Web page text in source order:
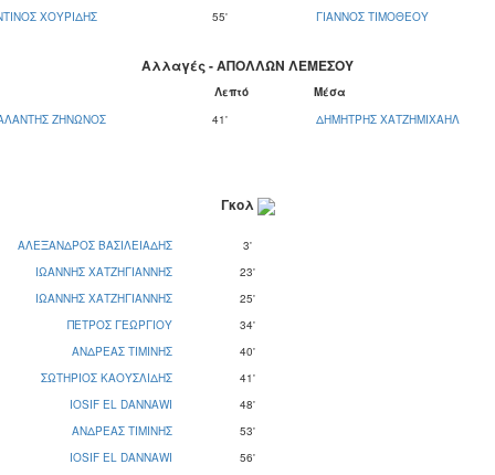
ΧΟΥΡΙΔΗΣ
55' ΓΙΑΝΝΟΣ ΤΙΜΟΘΕΟΥ
Αλλαγές - ΑΠΟΛΛΩΝ ΛΕΜΕΣΟΥ
Λεπτό
Μέσα
ΖΗΝΩΝΟΣ
41' ΔΗΜΗΤΡΗΣ ΧΑΤΖΗΜΙΧΑΗΛ
Γκολ
ΑΛΕΞΑΝΔΡΟΣ ΒΑΣΙΛΕΙΑΔΗΣ
3'
ΙΩΑΝΝΗΣ ΧΑΤΖΗΓΙΑΝΝΗΣ
23'
ΙΩΑΝΝΗΣ ΧΑΤΖΗΓΙΑΝΝΗΣ
25'
ΠΕΤΡΟΣ ΓΕΩΡΓΙΟΥ
34'
ΑΝΔΡΕΑΣ ΤΙΜΙΝΗΣ
40'
ΣΩΤΗΡΙΟΣ ΚΑΟΥΣΛΙΔΗΣ
41'
IOSIF EL DANNAWI
48'
ΑΝΔΡΕΑΣ ΤΙΜΙΝΗΣ
53'
IOSIF EL DANNAWI
56'